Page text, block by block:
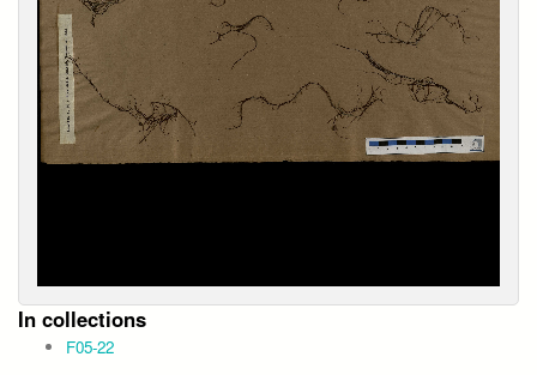
In collections
F05-22